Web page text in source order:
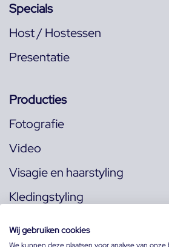
Specials
Host / Hostessen
Presentatie
Producties
Fotografie
Video
Visagie en haarstyling
Kledingstyling
Wij gebruiken cookies